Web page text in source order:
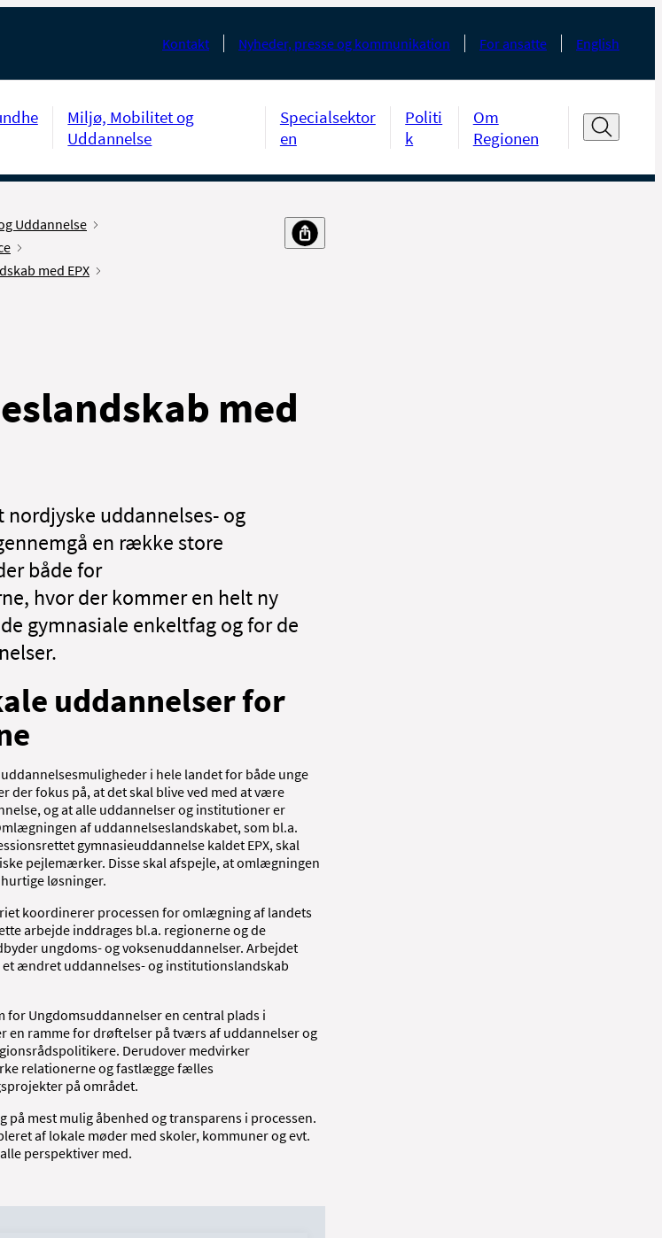
Kontakt Nyheder, presse og kommunikation For ansatte English
Miljø, Mobilitet og
Uddannelse
Specialsektor
en
Politi
k
Om
Regionen
Uddannelse
med EPX
med
nordjyske uddannelses- og
en række store
både for
hvor der kommer en helt ny
gymnasiale enkeltfag og for de
uddannelser for
i hele landet for både unge
der fokus på, at det skal blive ved med at være
og at alle uddannelser og institutioner er
af uddannelseslandskabet, som bl.a.
gymnasieuddannelse kaldet EPX, skal
pejlemærker. Disse skal afspejle, at omlægningen
løsninger.
koordinerer processen for omlægning af landets
arbejde inddrages bl.a. regionerne og de
ungdoms- og voksenuddannelser. Arbejdet
ændret uddannelses- og institutionslandskab
for Ungdomsuddannelser en central plads i
en ramme for drøftelser på tværs af uddannelser og
Derudover medvirker
relationerne og fastlægge fælles
på området.
mest mulig åbenhed og transparens i processen.
af lokale møder med skoler, kommuner og evt.
perspektiver med.